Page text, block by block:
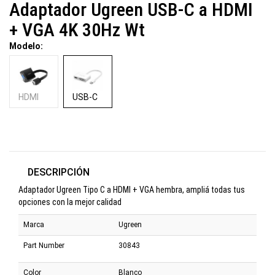
Adaptador Ugreen USB-C a HDMI
+ VGA 4K 30Hz Wt
Modelo:
HDMI USB-C
DESCRIPCIÓN
Adaptador Ugreen Tipo C a HDMI + VGA hembra, ampliá todas tus
opciones con la mejor calidad
Marca Ugreen
Part Number 30843
Color Blanco